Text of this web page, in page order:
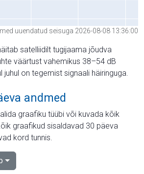
uuendatud seisuga 2026-08-08 13:36:00
satelliidilt tugijaama jõudva
väärtust vahemikus 38–54 dB
on tegemist signaali häiringuga.
andmed
graafiku tüübi või kuvada kõik
graafikud sisaldavad 30 päeva
kord tunnis.